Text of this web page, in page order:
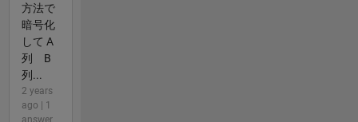
方法で
暗号化
して A
列 B
列...
2 years
ago | 1
answer